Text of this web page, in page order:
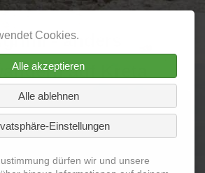
- anders
wandern auf Kreta
Über mich Termine
Galerie Videos
Cookies.
Alle akzeptieren
Alle ablehnen
Einstellungen
dürfen wir und unsere